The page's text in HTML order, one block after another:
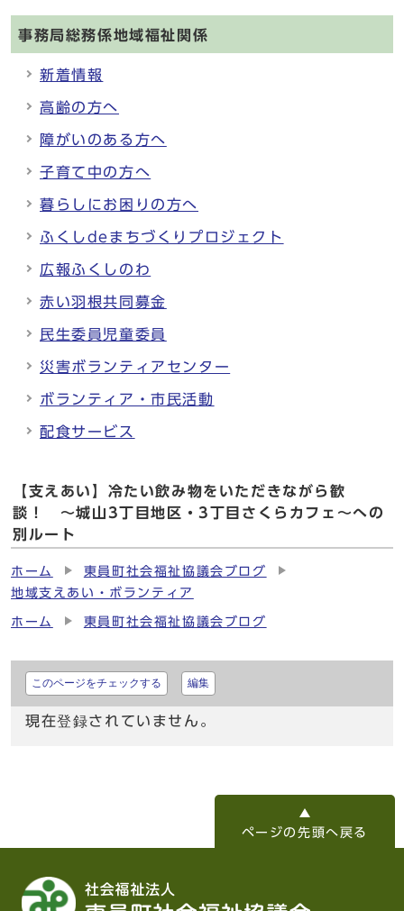
事務局総務係地域福祉関係
新着情報
高齢の方へ
障がいのある方へ
子育て中の方へ
暮らしにお困りの方へ
ふくしdeまちづくりプロジェクト
広報ふくしのわ
赤い羽根共同募金
民生委員児童委員
災害ボランティアセンター
ボランティア・市民活動
配食サービス
【支えあい】冷たい飲み物をいただきながら歓
談！ ～城山3丁目地区・3丁目さくらカフェ～への
別ルート
ホーム
東員町社会福祉協議会ブログ
地域支えあい・ボランティア
ホーム 東員町社会福祉協議会ブログ
このページをチェックする 編集
現在登録されていません。
ページの先頭へ戻る